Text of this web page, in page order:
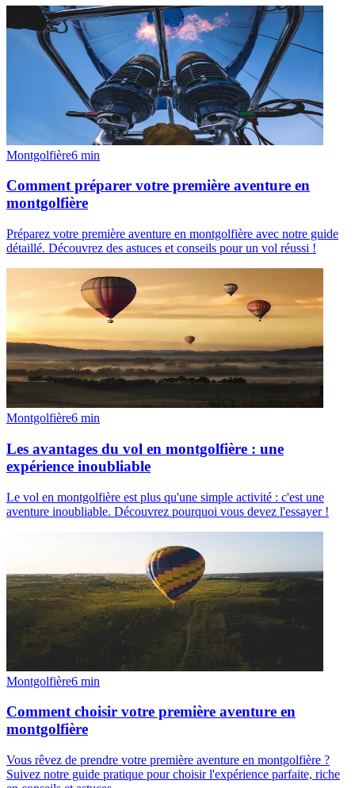
Montgolfière6 min
Comment préparer votre première aventure en
montgolfière
Préparez votre première aventure en montgolfière avec notre guide
détaillé. Découvrez des astuces et conseils pour un vol réussi !
Montgolfière6 min
Les avantages du vol en montgolfière : une
expérience inoubliable
Le vol en montgolfière est plus qu'une simple activité : c'est une
aventure inoubliable. Découvrez pourquoi vous devez l'essayer !
Montgolfière6 min
Comment choisir votre première aventure en
montgolfière
Vous rêvez de prendre votre première aventure en montgolfière ?
Suivez notre guide pratique pour choisir l'expérience parfaite, riche